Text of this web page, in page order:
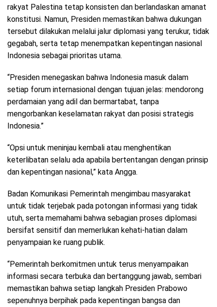
rakyat Palestina tetap konsisten dan berlandaskan amanat
konstitusi. Namun, Presiden memastikan bahwa dukungan
tersebut dilakukan melalui jalur diplomasi yang terukur, tidak
gegabah, serta tetap menempatkan kepentingan nasional
Indonesia sebagai prioritas utama.
“Presiden menegaskan bahwa Indonesia masuk dalam
setiap forum internasional dengan tujuan jelas: mendorong
perdamaian yang adil dan bermartabat, tanpa
mengorbankan keselamatan rakyat dan posisi strategis
Indonesia.”
“Opsi untuk meninjau kembali atau menghentikan
keterlibatan selalu ada apabila bertentangan dengan prinsip
dan kepentingan nasional,” kata Angga.
Badan Komunikasi Pemerintah mengimbau masyarakat
untuk tidak terjebak pada potongan informasi yang tidak
utuh, serta memahami bahwa sebagian proses diplomasi
bersifat sensitif dan memerlukan kehati-hatian dalam
penyampaian ke ruang publik.
“Pemerintah berkomitmen untuk terus menyampaikan
informasi secara terbuka dan bertanggung jawab, sembari
memastikan bahwa setiap langkah Presiden Prabowo
sepenuhnya berpihak pada kepentingan bangsa dan